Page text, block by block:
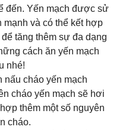
đến. Yến mạch được sử
mạnh và có thể kết hợp
tăng thêm sự đa dạng
cách ăn yến mạch
nhé!
nấu cháo yến mạch
cháo yến mạch sẽ hơi
thêm một số nguyên
cháo.